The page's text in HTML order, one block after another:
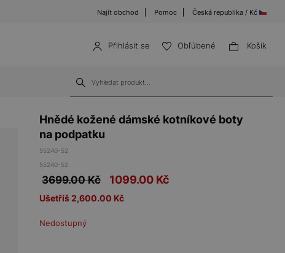
Najít obchod Pomoc Česká republika / Kč
Přihlásit se Obľúbené Košík
Hnědé kožené dámské kotníkové boty
na podpatku
55240-52
55240-52
3699.00 Kč 1099.00 Kč
Ušetříš 2,600.00 Kč
Nedostupný